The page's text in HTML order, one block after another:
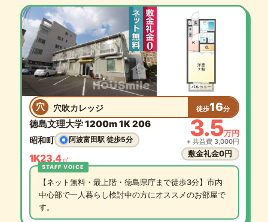
穴 穴吹カレッジ 徒歩16分
徳島文理大学 1200m 1K 206
昭和町 阿波富田駅 徒歩5分
1K23.4㎡
3.5万円
+ 共益費 3,000円
敷金礼金0円
【ネット無料・最上階・徳島県庁まで徒歩3分】市内
中心部で一人暮らし検討中の方にオススメのお部屋で
す。